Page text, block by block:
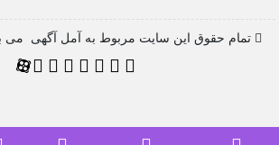
تمام حقوق این سایت مربوط به آمل آگهی می